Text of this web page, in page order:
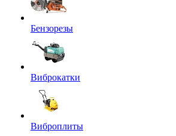
Бензорезы
Виброкатки
Виброплиты